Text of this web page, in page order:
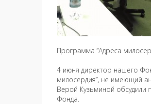
Программа “Адреса
4 июня директор нашего
милосердия”, не имеющий
Верой Кузьминой
Фонда.